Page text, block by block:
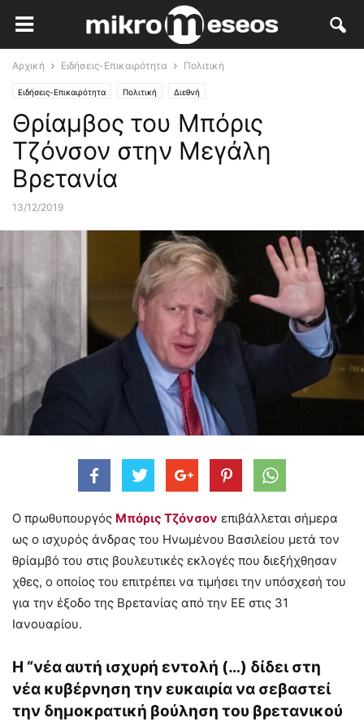
Αρχική Ειδήσεις-Επικαιρότητα Πολιτική
Ειδήσεις-Επικαιρότητα Πολιτική Διεθνή
Θρίαμβος του Μπόρις
Τζόνσον στην Μεγάλη
Βρετανία
13/12/2019
Ο πρωθυπουργός Μπόρις Τζόνσον επιβάλλεται σήμερα
ως ο ισχυρός άνδρας του Ηνωμένου Βασιλείου μετά τον
θρίαμβό του στις βουλευτικές εκλογές που διεξήχθησαν
χθες, ο οποίος του επιτρέπει να τιμήσει την υπόσχεσή του
για την έξοδο της Βρετανίας από την ΕΕ στις 31
Ιανουαρίου.
Η “νέα αυτή ισχυρή εντολή (…) δίδει στη
νέα κυβέρνηση την ευκαιρία να σεβαστεί
την δημοκρατική βούληση του βρετανικού